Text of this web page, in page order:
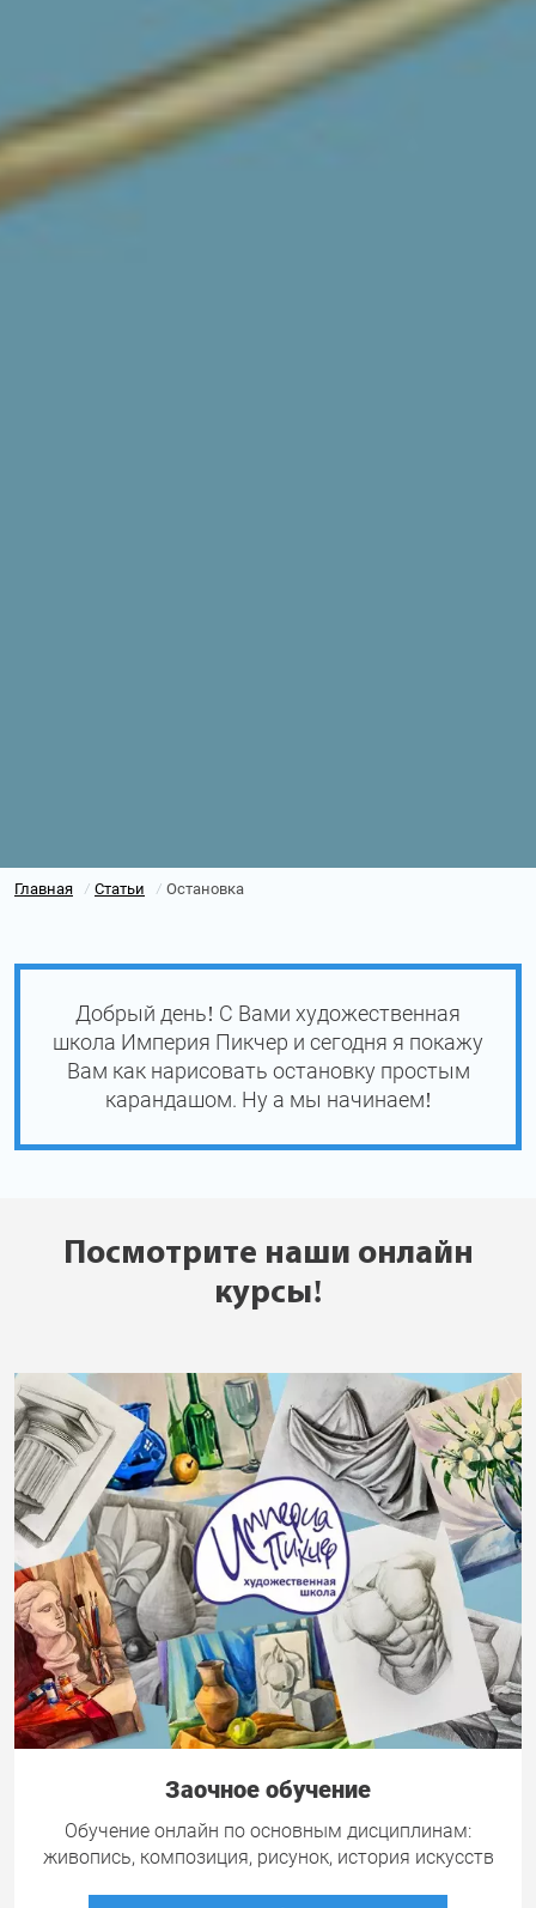
Главная / Статьи / Остановка
Добрый день! С Вами художественная
школа Империя Пикчер и сегодня я покажу
Вам как нарисовать остановку простым
карандашом. Ну а мы начинаем!
Посмотрите наши онлайн
курсы!
Заочное обучение
Обучение онлайн по основным дисциплинам:
живопись, композиция, рисунок, история искусств